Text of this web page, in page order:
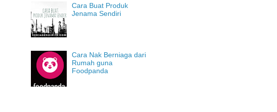
Cara Buat Produk
Jenama Sendiri
Cara Nak Berniaga dari
Rumah guna
Foodpanda